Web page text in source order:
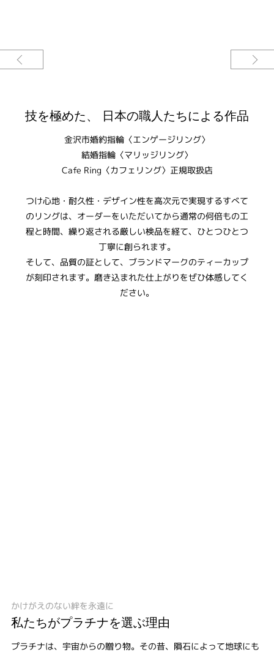
技を極めた、 日本の職人たちによる作品
金沢市婚約指輪〈エンゲージリング〉
結婚指輪〈マリッジリング〉
Cafe Ring〈カフェリング〉正規取扱店
つけ心地・耐久性・デザイン性を高次元で実現するすべて
のリングは、オーダーをいただいてから通常の何倍もの工
程と時間、繰り返される厳しい検品を経て、ひとつひとつ
丁寧に創られます。
そして、品質の証として、ブランドマークのティーカップ
が刻印されます。磨き込まれた仕上がりをぜひ体感してく
ださい。
かけがえのない絆を永遠に
私たちがプラチナを選ぶ理由
プラチナは、宇宙からの贈り物。その昔、隕石によって地球にも